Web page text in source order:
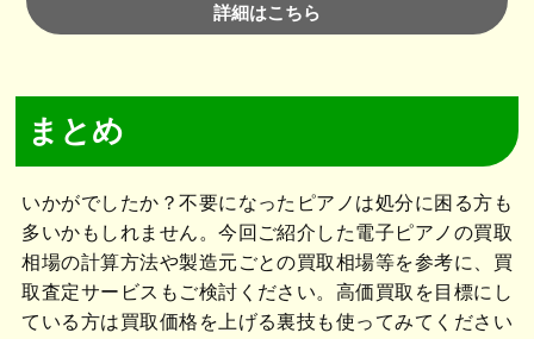
詳細はこちら
まとめ
いかがでしたか？不要になったピアノは処分に困る方も
多いかもしれません。今回ご紹介した電子ピアノの買取
相場の計算方法や製造元ごとの買取相場等を参考に、買
取査定サービスもご検討ください。高価買取を目標にし
ている方は買取価格を上げる裏技も使ってみてください